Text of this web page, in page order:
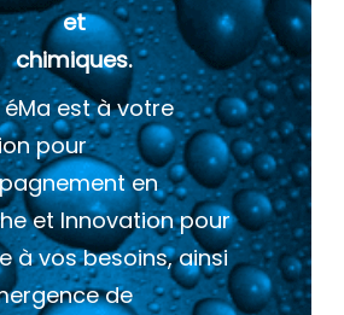
et
chimiques.
éMa est à votre
pour
en
et Innovation pour
à vos besoins, ainsi
de